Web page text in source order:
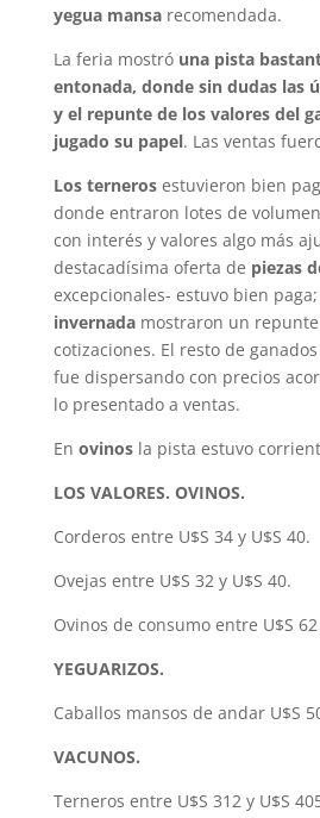
yegua mansarecomendada.
La feria mostró una pista
entonada, donde sin dudas las
y el repunte de los valores del
jugado su papel. Las ventas
Los ternerosestuvieron bien
donde entraron lotes de
con interés y valores algo más
destacadísima oferta de piezas
excepcionales- estuvo bien paga;
invernadamostraron un repunte
cotizaciones. El resto de
fue dispersando con precios
lo presentado a ventas.
En ovinosla pista estuvo
LOS VALORES. OVINOS.
Corderos entre U$S 34 y U$S 40.
Ovejas entre U$S 32 y U$S 40.
Ovinos de consumo entre U$S 62
YEGUARIZOS.
Caballos mansos de andar U$S
VACUNOS.
Terneros entre U$S 312 y U$S